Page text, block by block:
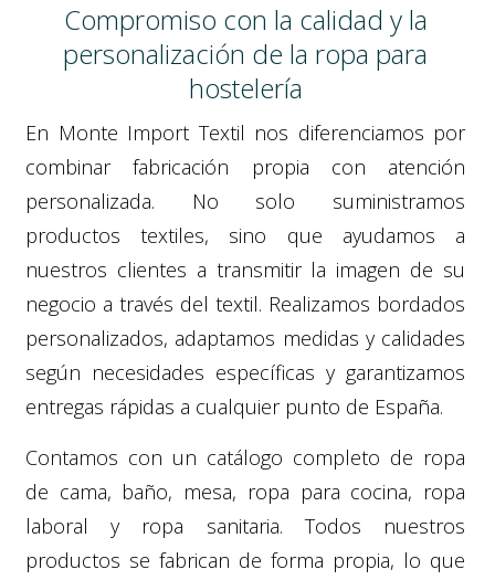
Compromiso con la calidad y la
personalización de la ropa para
hostelería
En Monte Import Textil nos diferenciamos por
combinar fabricación propia con atención
personalizada. No solo suministramos
productos textiles, sino que ayudamos a
nuestros clientes a transmitir la imagen de su
negocio a través del textil. Realizamos bordados
personalizados, adaptamos medidas y calidades
según necesidades específicas y garantizamos
entregas rápidas a cualquier punto de España.
Contamos con un catálogo completo de ropa
de cama, baño, mesa, ropa para cocina, ropa
laboral y ropa sanitaria. Todos nuestros
productos se fabrican de forma propia, lo que